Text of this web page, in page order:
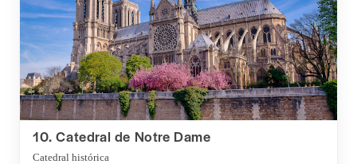
10. Catedral de Notre Dame
Catedral histórica